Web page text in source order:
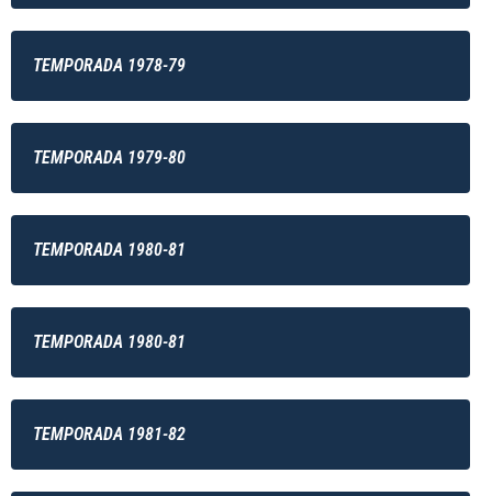
TEMPORADA 1978-79
TEMPORADA 1979-80
TEMPORADA 1980-81
TEMPORADA 1980-81
TEMPORADA 1981-82